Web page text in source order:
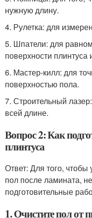
нужную длину.
4. Рулетка: для
5. Шпатели: для
поверхности плинтуса
6. Мастер-килл: для
поверхностью пола.
7. Строительный
всей длине.
Вопрос 2: Как
плинтуса
Ответ: Для того, чтобы
пол после ламината,
подготовительные
1. Очистите пол от